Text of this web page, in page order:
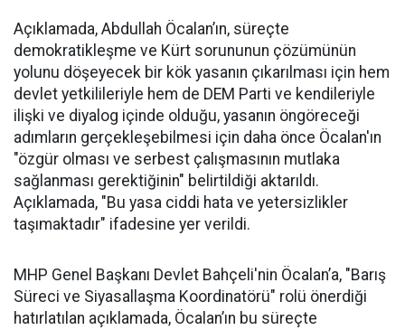
Açıklamada, Abdullah Öcalan’ın, süreçte
demokratikleşme ve Kürt sorununun çözümünün
yolunu döşeyecek bir kök yasanın çıkarılması için hem
devlet yetkilileriyle hem de DEM Parti ve kendileriyle
ilişki ve diyalog içinde olduğu, yasanın öngöreceği
adımların gerçekleşebilmesi için daha önce Öcalan'ın
"özgür olması ve serbest çalışmasının mutlaka
sağlanması gerektiğinin" belirtildiği aktarıldı.
Açıklamada, "Bu yasa ciddi hata ve yetersizlikler
taşımaktadır" ifadesine yer verildi.
MHP Genel Başkanı Devlet Bahçeli'nin Öcalan’a, "Barış
Süreci ve Siyasallaşma Koordinatörü" rolü önerdiği
hatırlatılan açıklamada, Öcalan’ın bu süreçte